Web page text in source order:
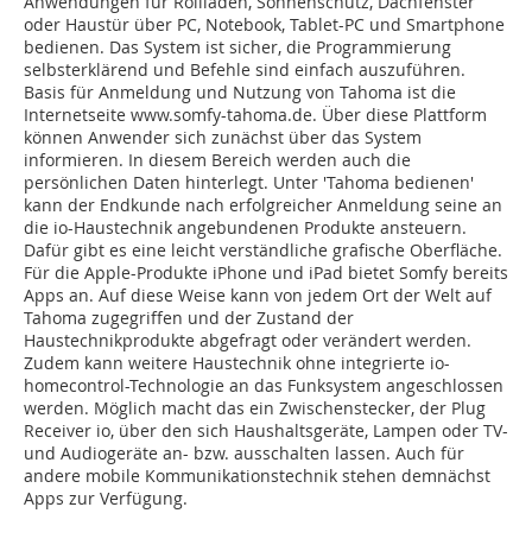
oder Haustür über PC, Notebook, Tablet-PC und Smartphone
bedienen. Das System ist sicher, die Programmierung
selbsterklärend und Befehle sind einfach auszuführen.
Basis für Anmeldung und Nutzung von Tahoma ist die
Internetseite www.somfy-tahoma.de. Über diese Plattform
können Anwender sich zunächst über das System
informieren. In diesem Bereich werden auch die
persönlichen Daten hinterlegt. Unter 'Tahoma bedienen'
kann der Endkunde nach erfolgreicher Anmeldung seine an
die io-Haustechnik angebundenen Produkte ansteuern.
Dafür gibt es eine leicht verständliche grafische Oberfläche.
Für die Apple-Produkte iPhone und iPad bietet Somfy bereits
Apps an. Auf diese Weise kann von jedem Ort der Welt auf
Tahoma zugegriffen und der Zustand der
Haustechnikprodukte abgefragt oder verändert werden.
Zudem kann weitere Haustechnik ohne integrierte io-
homecontrol-Technologie an das Funksystem angeschlossen
werden. Möglich macht das ein Zwischenstecker, der Plug
Receiver io, über den sich Haushaltsgeräte, Lampen oder TV-
und Audiogeräte an- bzw. ausschalten lassen. Auch für
andere mobile Kommunikationstechnik stehen demnächst
Apps zur Verfügung.